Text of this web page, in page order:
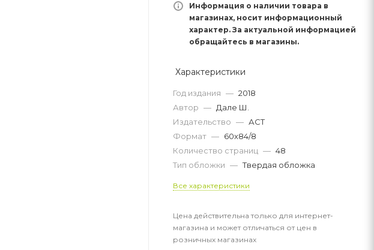
Информация о наличии товара в
магазинах, носит информационный
характер. За актуальной информацией
обращайтесь в магазины.
Характеристики
Год издания — 2018
Автор — Дале Ш.
Издательство — АСТ
Формат — 60x84/8
Количество страниц — 48
Тип обложки — Твердая обложка
Все характеристики
Цена действительна только для интернет-
магазина и может отличаться от цен в
розничных магазинах